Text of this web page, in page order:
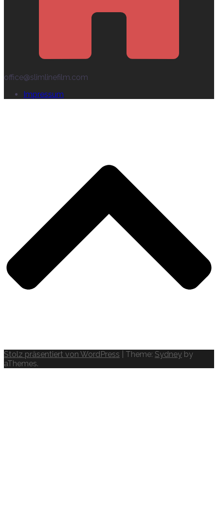
office@slimlinefilm.com
Impressum
Stolz präsentiert von WordPress Theme: Sydney by
aThemes.